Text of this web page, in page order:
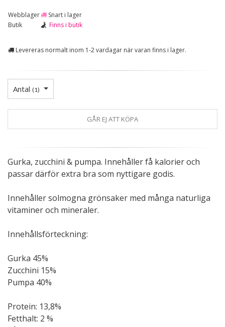
Webblager
Snart i lager
Butik
Finns i butik
Levereras normalt inom 1-2 vardagar när varan finns i lager.
Antal (1)
GÅR EJ ATT KÖPA
Gurka, zucchini & pumpa. Innehåller få kalorier och
passar därför extra bra som nyttigare godis.
Innehåller solmogna grönsaker med många naturliga
vitaminer och mineraler.
Innehållsförteckning:
Gurka 45%
Zucchini 15%
Pumpa 40%
Protein: 13,8%
Fetthalt: 2 %